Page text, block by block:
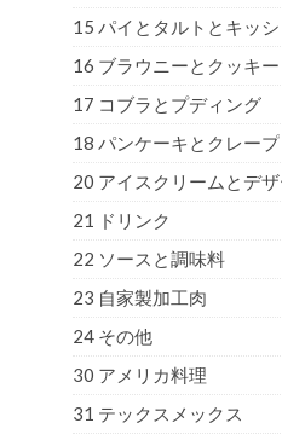
15 パイとタルトとキッシ
16 ブラウニーとクッキー
17 コブラとプディング
18 パンケーキとクレープ
20 アイスクリームとデザ
21 ドリンク
22 ソースと調味料
23 自家製加工肉
24 その他
30 アメリカ料理
31 テックスメックス